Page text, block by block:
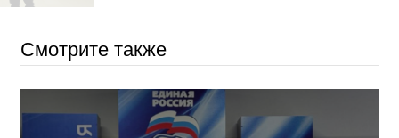
Смотрите также